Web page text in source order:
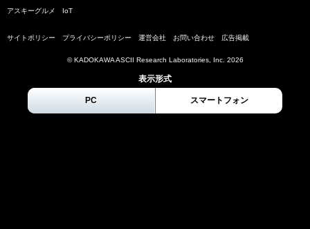
アスキーグルメ IoT
サイトポリシー プライバシーポリシー 運営会社 お問い合わせ 広告掲載
© KADOKAWA ASCII Research Laboratories, Inc. 2026
表示形式
PC スマートフォン